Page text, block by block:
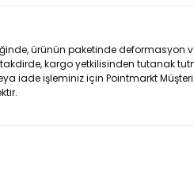
ürünün paketinde deformasyon
kargo yetkilisinden tutanak
iade işleminiz için Pointmarkt